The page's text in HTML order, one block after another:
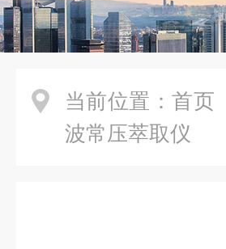
当前位置： 首页
波常压萃取仪